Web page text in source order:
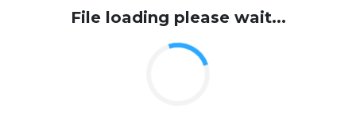
File loading please wait...